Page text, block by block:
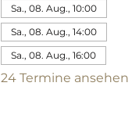
Sa., 08. Aug., 10:00
Sa., 08. Aug., 14:00
Sa., 08. Aug., 16:00
24 Termine ansehen